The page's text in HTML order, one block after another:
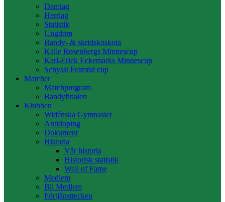
Damlag
Herrlag
Statistik
Ungdom
Bandy- & skridskoskola
Kalle Rosenbergs Minnescup
Karl-Erick Eckemarks Minnescup
Schysst Framtid cup
Matcher
Matchprogram
Bandyfinalen
Klubben
Widénska Gymnasiet
Antidoping
Dokument
Historia
Vår historia
Historisk statistik
Wall of Fame
Medlem
Bli Medlem
Förtjänsttecken